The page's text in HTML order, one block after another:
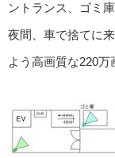
ントランス、ゴミ
夜間、車で捨てに
よう高画質な220万